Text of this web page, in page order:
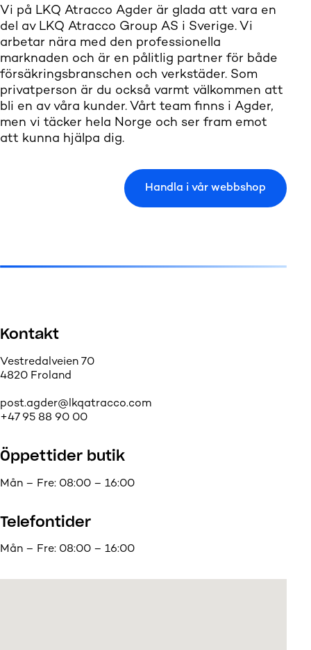
Vi på LKQ Atracco Agder är glada att vara en
del av LKQ Atracco Group AS i Sverige. Vi
arbetar nära med den professionella
marknaden och är en pålitlig partner för både
försäkringsbranschen och verkstäder. Som
privatperson är du också varmt välkommen att
bli en av våra kunder. Vårt team finns i Agder,
men vi täcker hela Norge och ser fram emot
att kunna hjälpa dig.
Handla i vår webbshop
Kontakt
Vestredalveien 70
4820 Froland
post.agder@lkqatracco.com
+47 95 88 90 00
Öppettider butik
Mån – Fre: 08:00 – 16:00
Telefontider
Mån – Fre: 08:00 – 16:00